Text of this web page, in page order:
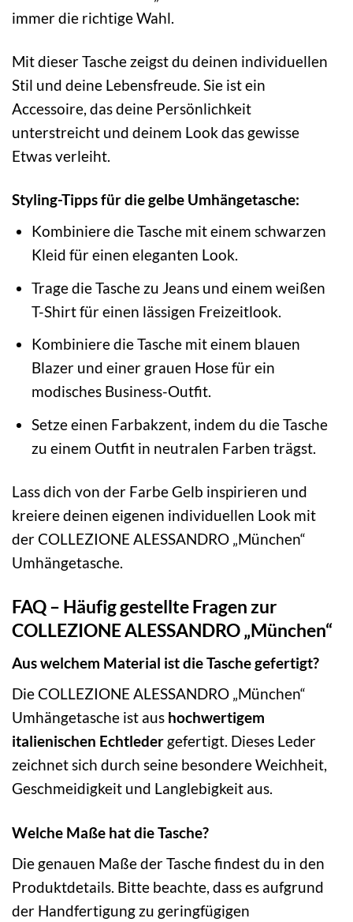
immer die richtige Wahl.
Mit dieser Tasche zeigst du deinen individuellen
Stil und deine Lebensfreude. Sie ist ein
Accessoire, das deine Persönlichkeit
unterstreicht und deinem Look das gewisse
Etwas verleiht.
Styling-Tipps für die gelbe Umhängetasche:
Kombiniere die Tasche mit einem schwarzen
Kleid für einen eleganten Look.
Trage die Tasche zu Jeans und einem weißen
T-Shirt für einen lässigen Freizeitlook.
Kombiniere die Tasche mit einem blauen
Blazer und einer grauen Hose für ein
modisches Business-Outfit.
Setze einen Farbakzent, indem du die Tasche
zu einem Outfit in neutralen Farben trägst.
Lass dich von der Farbe Gelb inspirieren und
kreiere deinen eigenen individuellen Look mit
der COLLEZIONE ALESSANDRO „München“
Umhängetasche.
FAQ – Häufig gestellte Fragen zur
COLLEZIONE ALESSANDRO „München“
Aus welchem Material ist die Tasche gefertigt?
Die COLLEZIONE ALESSANDRO „München“
Umhängetasche ist aus hochwertigem
italienischen Echtleder gefertigt. Dieses Leder
zeichnet sich durch seine besondere Weichheit,
Geschmeidigkeit und Langlebigkeit aus.
Welche Maße hat die Tasche?
Die genauen Maße der Tasche findest du in den
Produktdetails. Bitte beachte, dass es aufgrund
der Handfertigung zu geringfügigen